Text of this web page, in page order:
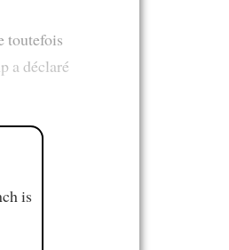
toutefois
a déclaré
is